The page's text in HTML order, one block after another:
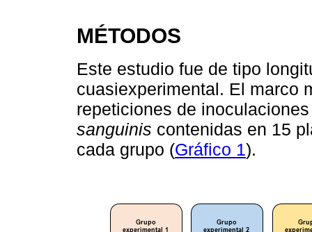
MÉTODOS
Este estudio fue de tipo
cuasiexperimental. El marco
repeticiones de
sanguinis contenidas en 15
cada grupo (Gráfico 1).